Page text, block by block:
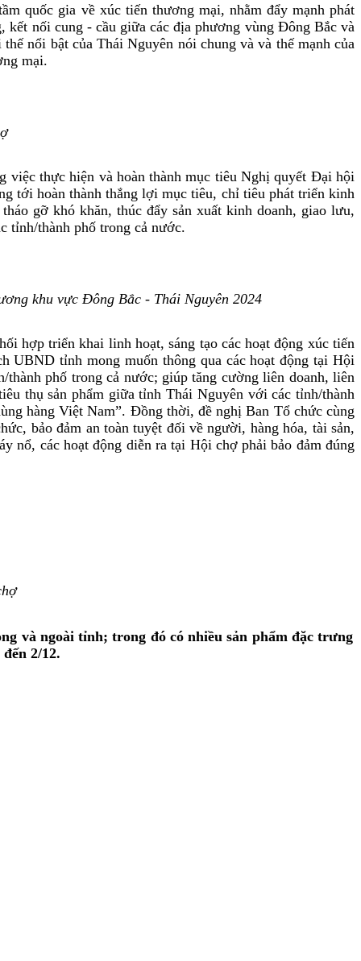
quốc gia về xúc tiến thương mại, nhằm đẩy mạnh phát
nối cung - cầu giữa các địa phương vùng Đông Bắc và
nổi bật của Thái Nguyên nói chung và và thế mạnh của
mại.
việc thực hiện và hoàn thành mục tiêu Nghị quyết Đại hội
tới hoàn thành thắng lợi mục tiêu, chỉ tiêu phát triển kinh
gỡ khó khăn, thúc đẩy sản xuất kinh doanh, giao lưu,
tỉnh/thành phố trong cả nước.
khu vực Đông Bắc - Thái Nguyên 2024
hợp triển khai linh hoạt, sáng tạo các hoạt động xúc tiến
UBND tỉnh mong muốn thông qua các hoạt động tại Hội
phố trong cả nước; giúp tăng cường liên doanh, liên
thụ sản phẩm giữa tỉnh Thái Nguyên với các tỉnh/thành
hàng Việt Nam”. Đồng thời, đề nghị Ban Tổ chức cùng
bảo đảm an toàn tuyệt đối về người, hàng hóa, tài sản,
nổ, các hoạt động diễn ra tại Hội chợ phải bảo đảm đúng
và ngoài tỉnh; trong đó có nhiều sản phẩm đặc trưng
2/12.